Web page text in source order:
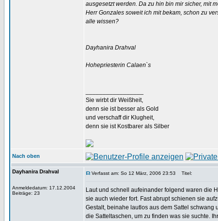
ausgesetzt werden. Da zu hin bin mir sicher, mit
Herr Gonzales soweit ich mit bekam, schon zu
alle wissen?
Dayhanira Drahval
Hohepriesterin Calaen`s
Sie wirbt dir Weißheit,
denn sie ist besser als Gold
und verschaff dir Klugheit,
denn sie ist Kostbarer als Silber
Nach oben
Dayhanira Drahval
Anmeldedatum: 17.12.2004
Beiträge: 23
Verfasst am: So 12 März, 2006 23:53 Titel:
Laut und schnell aufeinander folgend waren die
sie auch wieder fort. Fast abrupt schienen sie
Gestalt, beinahe lautlos aus dem Sattel schwang
die Satteltaschen, um zu finden was sie suchte.